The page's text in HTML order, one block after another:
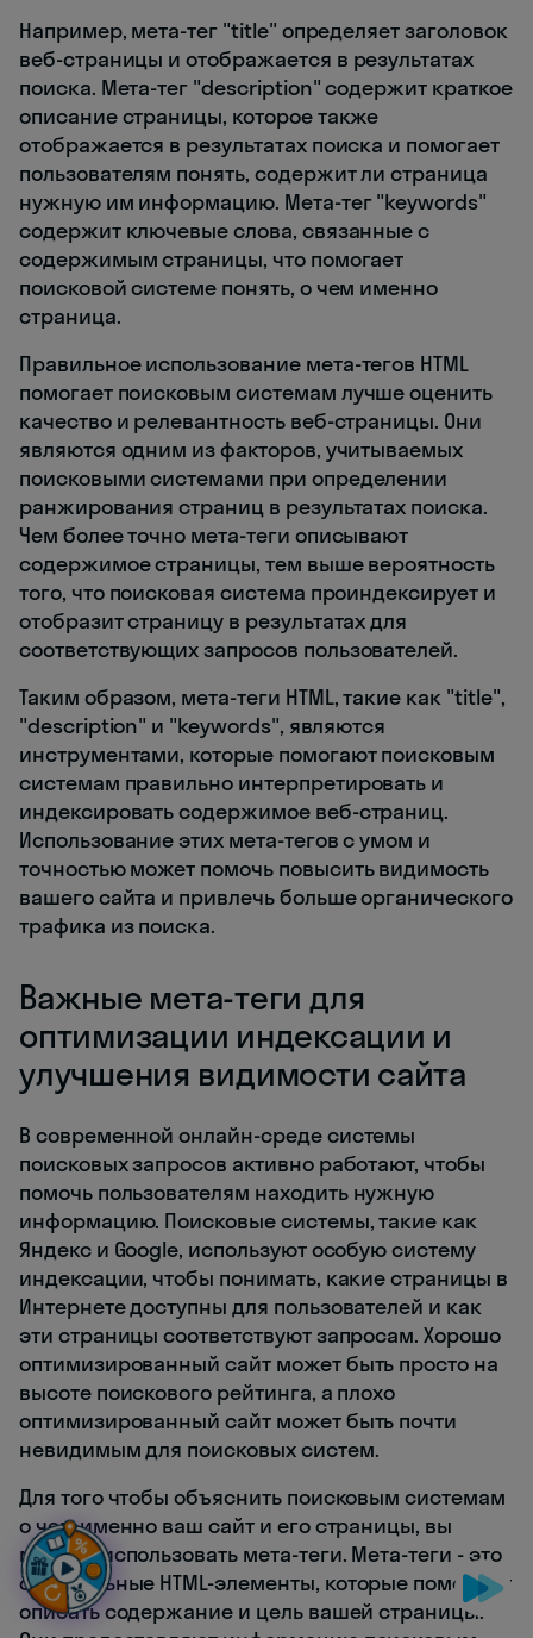
Например, мета-тег "title" определяет заголовок
веб-страницы и отображается в результатах
поиска. Мета-тег "description" содержит краткое
описание страницы, которое также
отображается в результатах поиска и помогает
пользователям понять, содержит ли страница
нужную им информацию. Мета-тег "keywords"
содержит ключевые слова, связанные с
содержимым страницы, что помогает
поисковой системе понять, о чем именно
страница.
Правильное использование мета-тегов HTML
помогает поисковым системам лучше оценить
качество и релевантность веб-страницы. Они
являются одним из факторов, учитываемых
поисковыми системами при определении
ранжирования страниц в результатах поиска.
Чем более точно мета-теги описывают
содержимое страницы, тем выше вероятность
того, что поисковая система проиндексирует и
отобразит страницу в результатах для
соответствующих запросов пользователей.
Таким образом, мета-теги HTML, такие как "title",
"description" и "keywords", являются
инструментами, которые помогают поисковым
системам правильно интерпретировать и
индексировать содержимое веб-страниц.
Использование этих мета-тегов с умом и
точностью может помочь повысить видимость
вашего сайта и привлечь больше органического
трафика из поиска.
Важные мета-теги для
оптимизации индексации и
улучшения видимости сайта
В современной онлайн-среде системы
поисковых запросов активно работают, чтобы
помочь пользователям находить нужную
информацию. Поисковые системы, такие как
Яндекс и Google, используют особую систему
индексации, чтобы понимать, какие страницы в
Интернете доступны для пользователей и как
эти страницы соответствуют запросам. Хорошо
оптимизированный сайт может быть просто на
высоте поискового рейтинга, а плохо
оптимизированный сайт может быть почти
невидимым для поисковых систем.
Для того чтобы объяснить поисковым системам
о чем именно ваш сайт и его страницы, вы
можете использовать мета-теги. Мета-теги - это
специальные HTML-элементы, которые помогают
описать содержание и цель вашей страницы.